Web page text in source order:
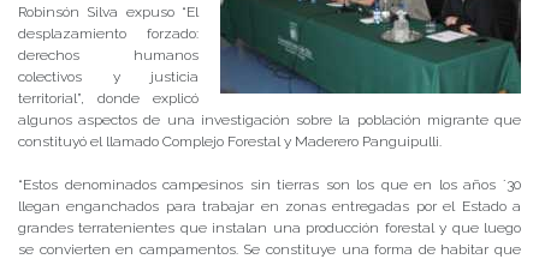
Robinsón Silva expuso “El
desplazamiento forzado:
derechos humanos
colectivos y justicia
territorial”, donde explicó
algunos aspectos de una investigación sobre la población migrante que
constituyó el llamado Complejo Forestal y Maderero Panguipulli.
“Estos denominados campesinos sin tierras son los que en los años ´30
llegan enganchados para trabajar en zonas entregadas por el Estado a
grandes terratenientes que instalan una producción forestal y que luego
se convierten en campamentos. Se constituye una forma de habitar que